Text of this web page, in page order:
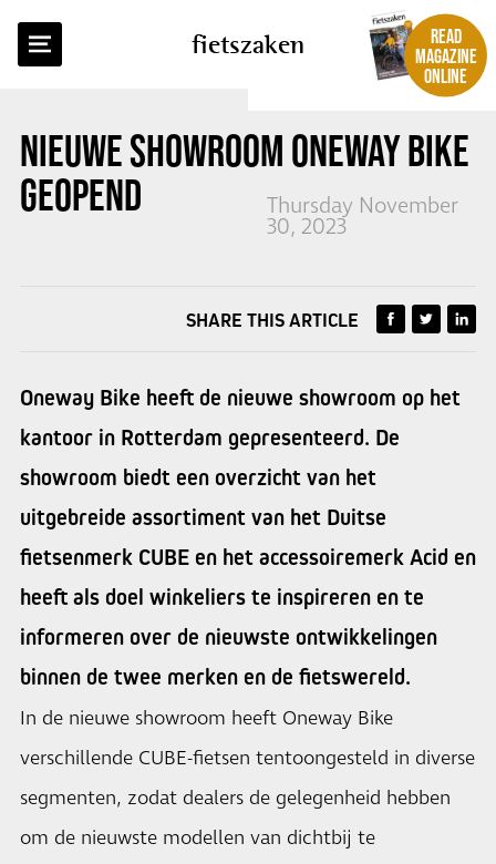
fietszaken
READ
MAGAZINE
ONLINE
NIEUWE SHOWROOM ONEWAY BIKE
GEOPEND
Thursday November
30, 2023
BACK TO OVERVIEW
SHARE THIS ARTICLE
Oneway Bike heeft de nieuwe showroom op het
kantoor in Rotterdam gepresenteerd. De
showroom biedt een overzicht van het
uitgebreide assortiment van het Duitse
fietsenmerk CUBE en het accessoiremerk Acid en
heeft als doel winkeliers te inspireren en te
informeren over de nieuwste ontwikkelingen
binnen de twee merken en de fietswereld.
In de nieuwe showroom heeft Oneway Bike
verschillende CUBE-fietsen tentoongesteld in diverse
segmenten, zodat dealers de gelegenheid hebben
om de nieuwste modellen van dichtbij te